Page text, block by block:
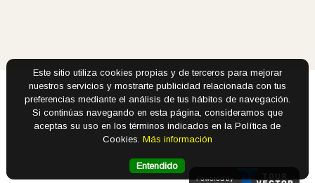
Este sitio utiliza cookies propias y de terceros para mejorar
nuestros servicios y mostrarte publicidad relacionada con tus
preferencias mediante el análisis de tus hábitos de navegación.
Si continúas navegando en esta página, consideramos que
aceptas su uso en los términos indicados en la Política de
Cookies. Más información
Entendido